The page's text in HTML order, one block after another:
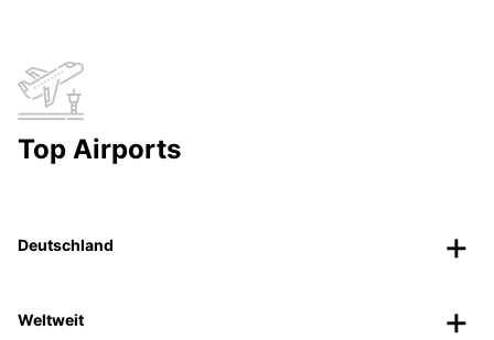
Top Airports
Deutschland
Weltweit